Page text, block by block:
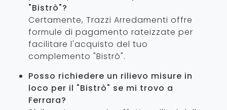
"Bistrò"?
Certamente, Trazzi Arredamenti offre
formule di pagamento rateizzate per
facilitare l'acquisto del tuo
complemento "Bistrò".
Posso richiedere un rilievo misure in
loco per il "Bistrò" se mi trovo a
Ferrara?